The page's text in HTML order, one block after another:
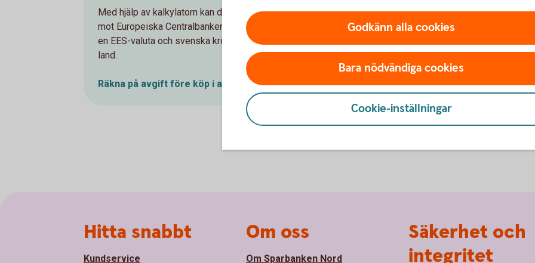
Med hjälp av kalkylatorn kan du jämföra vår avgift för valutaväxling
mot Europeiska Centralbankens (ECB) växelkurs vid växling mellan
en EES-valuta och svenska kronor när transaktionen görs i ett EES-
land.
Räkna på avgift före köp i annan EES-valuta
I appen och
information relaterad till
korttransaktion i en annan
Ta reda på avgift efter
Godkänn alla cookies
Bara nödvändiga cookies
Cookie-inställningar
Hitta snabbt
Kundservice
Om oss
Om Sparbanken Nord
Säkerhet och
integritet